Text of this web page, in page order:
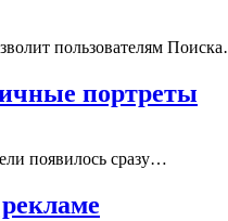
пользователям
портреты
появилось сразу…